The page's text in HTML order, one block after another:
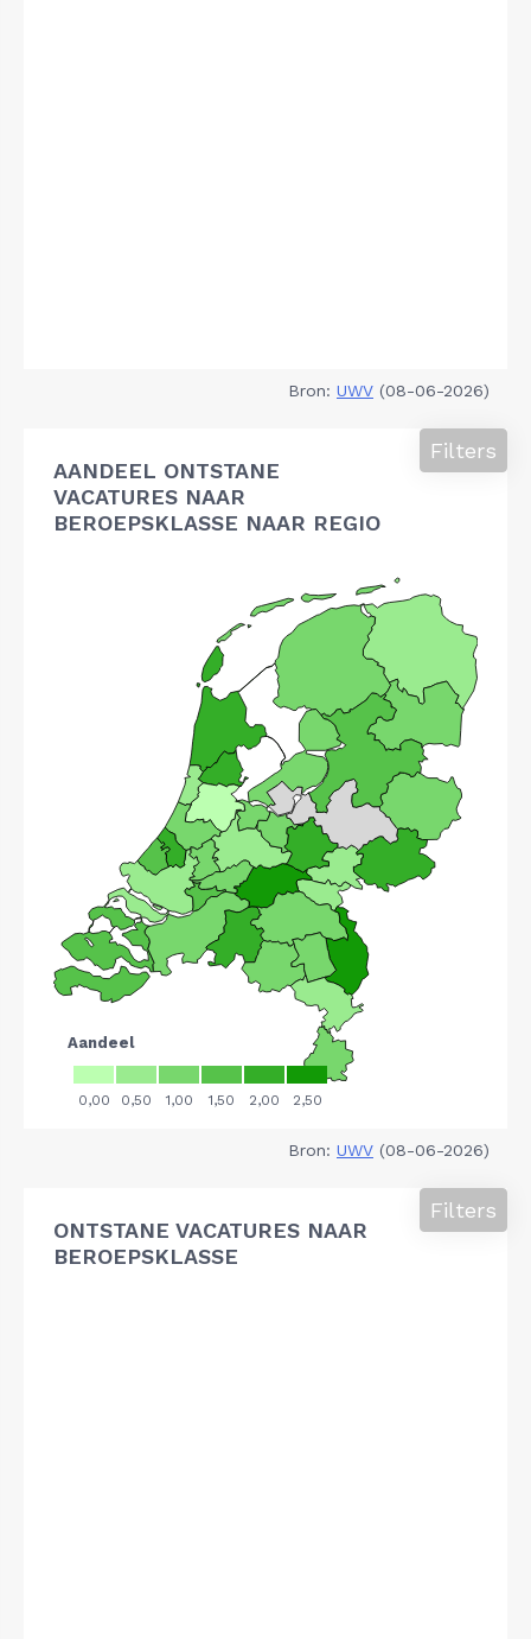
Bron: UWV (08-06-2026)
AANDEEL ONTSTANE
VACATURES NAAR
BEROEPSKLASSE NAAR REGIO
Filters
Bron: UWV (08-06-2026)
ONTSTANE VACATURES NAAR
BEROEPSKLASSE
Filters